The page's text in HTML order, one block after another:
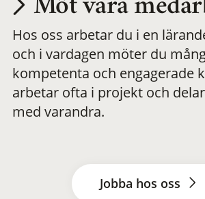
Möt våra
Hos oss arbetar du i en
och i vardagen möter du
kompetenta och engagerade
arbetar ofta i projekt och
med varandra.
Jobba hos oss